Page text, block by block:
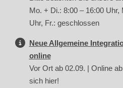
Mo. + Di.: 8:00 – 16:00 Uhr,
Uhr, Fr.: geschlossen
Neue Allgemeine
online
Vor Ort ab 02.09. | Online
sich hier!